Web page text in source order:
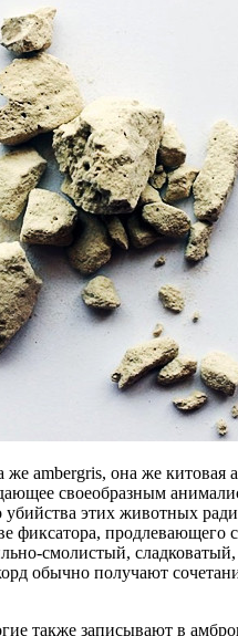
же ambergris, она же
своеобразным
этих животных
фиксатора,
смолистый,
обычно получают
также записывают в